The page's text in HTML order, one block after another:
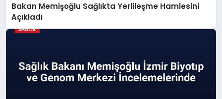
Bakan Memişoğlu Sağlıkta Yerlileşme Hamlesini
Açıkladı